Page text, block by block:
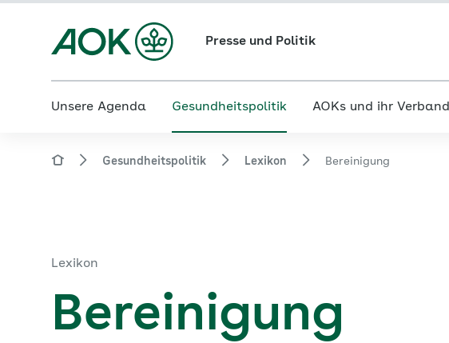
Presse und Politik
Unsere Agenda Gesundheitspolitik AOKs und ihr Verband
Gesundheitspolitik Lexikon Bereinigung
Lexikon
Bereinigung